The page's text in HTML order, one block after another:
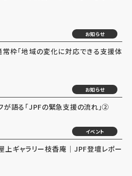
お知らせ
常枠「地域の変化に対応できる支援体
お知らせ
が語る「JPFの緊急支援の流れ」②
イベント
屋上ギャラリー枝香庵｜JPF登壇レポー